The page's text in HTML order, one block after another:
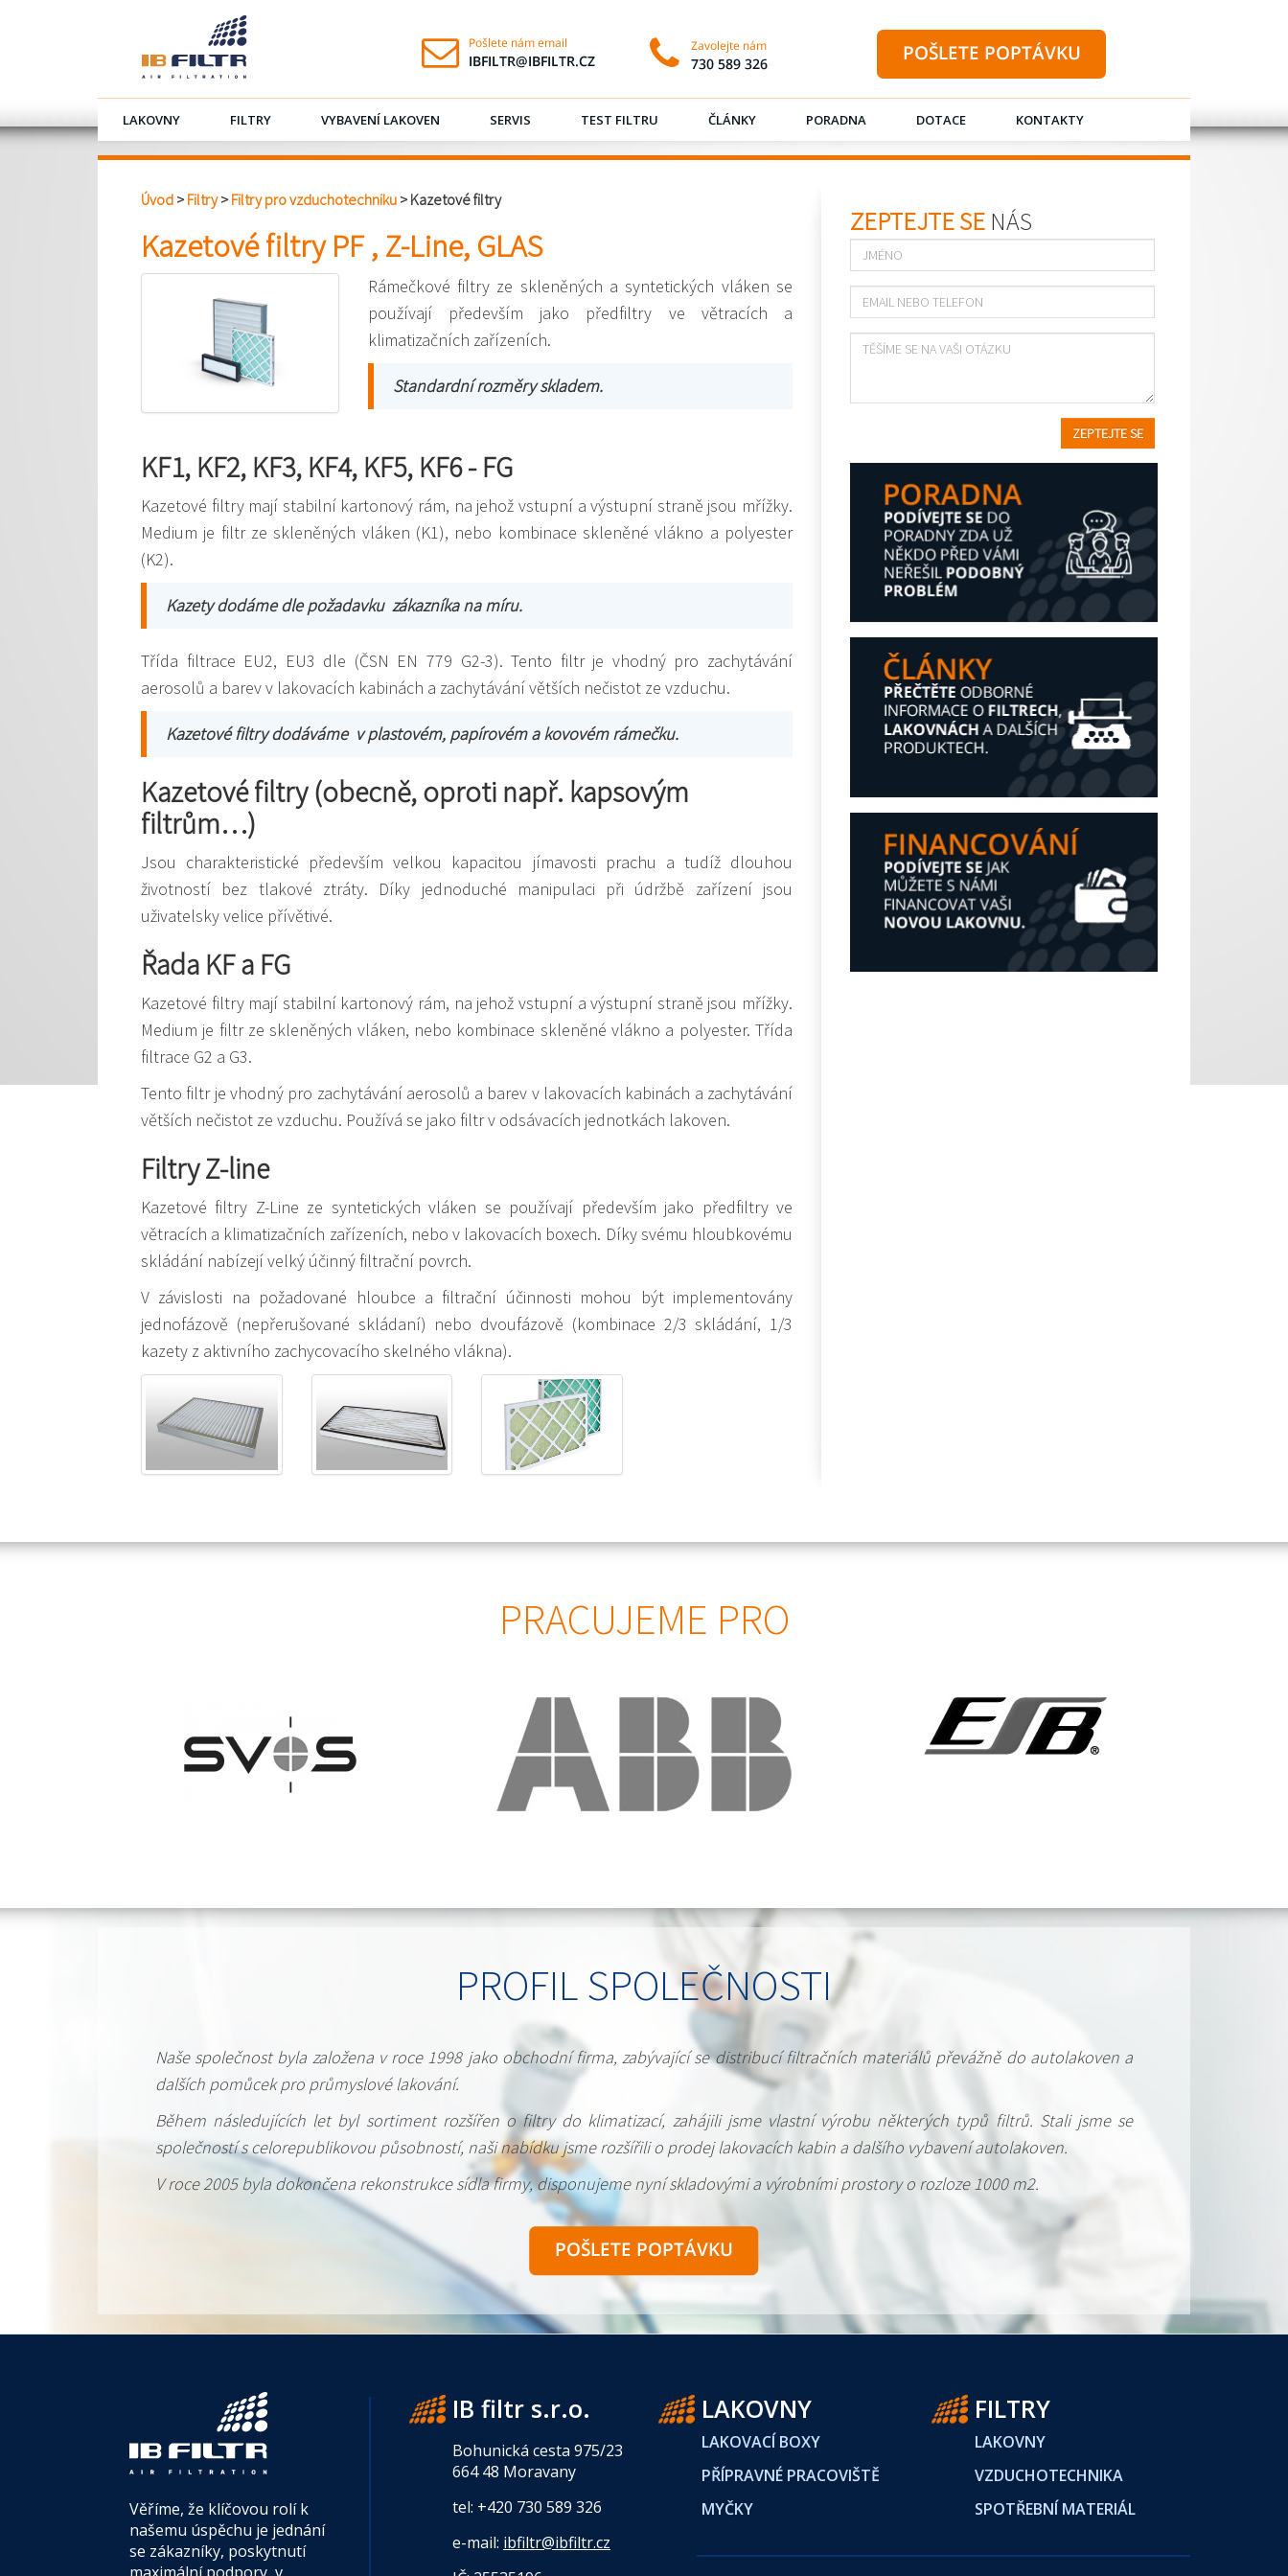
Úvod >Filtry>Filtry pro vzduchotechniku > Kazetové filtry
Kazetové filtry PF , Z-Line, GLAS
Rámečkové filtry ze skleněných a syntetických vláken se
používají především jako předfiltry ve větracích a
klimatizačních zařízeních.
Standardní rozměry skladem.
KF1, KF2, KF3, KF4, KF5, KF6 - FG
Kazetové filtry mají stabilní kartonový rám, na jehož vstupní a výstupní straně jsou mřížky.
Medium je filtr ze skleněných vláken (K1), nebo kombinace skleněné vlákno a polyester
(K2).
Kazety dodáme dle požadavku zákazníka na míru.
Třída filtrace EU2, EU3 dle (ČSN EN 779 G2-3). Tento filtr je vhodný pro zachytávání
aerosolů a barev v lakovacích kabinách a zachytávání větších nečistot ze vzduchu.
Kazetové filtry dodáváme v plastovém, papírovém a kovovém rámečku.
Kazetové filtry (obecně, oproti např. kapsovým
filtrům…)
Jsou charakteristické především velkou kapacitou jímavosti prachu a tudíž dlouhou
životností bez tlakové ztráty. Díky jednoduché manipulaci při údržbě zařízení jsou
uživatelsky velice přívětivé.
Řada KF a FG
Kazetové filtry mají stabilní kartonový rám, na jehož vstupní a výstupní straně jsou mřížky.
Medium je filtr ze skleněných vláken, nebo kombinace skleněné vlákno a polyester. Třída
filtrace G2 a G3.
Tento filtr je vhodný pro zachytávání aerosolů a barev v lakovacích kabinách a zachytávání
větších nečistot ze vzduchu. Používá se jako filtr v odsávacích jednotkách lakoven.
Filtry Z-line
Kazetové filtry Z-Line ze syntetických vláken se používají především jako předfiltry ve
větracích a klimatizačních zařízeních, nebo v lakovacích boxech. Díky svému hloubkovému
skládání nabízejí velký účinný filtrační povrch.
V závislosti na požadované hloubce a filtrační účinnosti mohou být implementovány
jednofázově (nepřerušované skládaní) nebo dvoufázově (kombinace 2/3 skládání, 1/3
kazety z aktivního zachycovacího skelného vlákna).
ZEPTEJTE SE NÁS
ZEPTEJTE SE
PRACUJEME PRO
PROFIL SPOLEČNOSTI
Naše společnost byla založena v roce 1998 jako obchodní firma, zabývající se distribucí filtračních materiálů převážně do autolakoven a
dalších pomůcek pro průmyslové lakování.
Během následujících let byl sortiment rozšířen o filtry do klimatizací, zahájili jsme vlastní výrobu některých typů filtrů. Stali jsme se
společností s celorepublikovou působností, naši nabídku jsme rozšířili o prodej lakovacích kabin a dalšího vybavení autolakoven.
V roce 2005 byla dokončena rekonstrukce sídla firmy, disponujeme nyní skladovými a výrobními prostory o rozloze 1000 m2.
LAKOVNY FILTRY VYBAVENÍ LAKOVEN SERVIS TEST FILTRU ČLÁNKY PORADNA DOTACE KONTAKTY
Věříme, že klíčovou rolí k
našemu úspěchu je jednání
se zákazníky, poskytnutí
IB filtr s.r.o.
Bohunická cesta 975/23
664 48 Moravany
tel: +420 730 589 326
e-mail: ibfiltr@ibfiltr.cz
LAKOVNY
LAKOVACÍ BOXY
PŘÍPRAVNÉ PRACOVIŠTĚ
MYČKY
FILTRY
LAKOVNY
VZDUCHOTECHNIKA
SPOTŘEBNÍ MATERIÁL